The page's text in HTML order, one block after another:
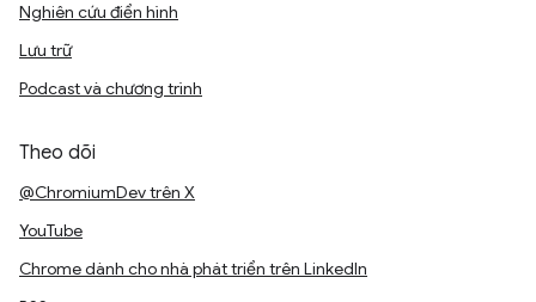
Nghiên cứu điển hình
Lưu trữ
Podcast và chương trình
Theo dõi
@ChromiumDev trên X
YouTube
Chrome dành cho nhà phát triển trên LinkedIn